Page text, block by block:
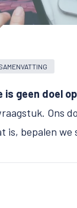
is geen doel
Ons
is, bepalen we